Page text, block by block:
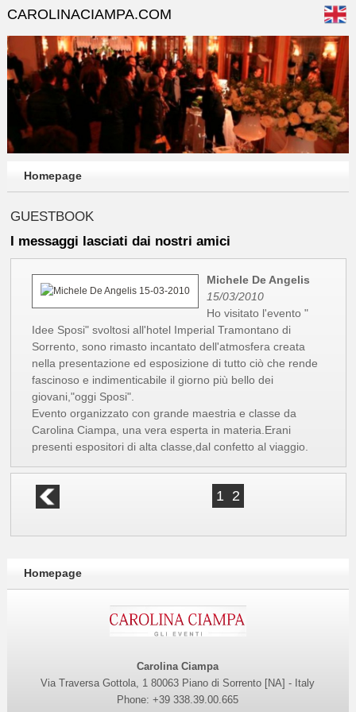
CAROLINACIAMPA.COM
Homepage
GUESTBOOK
I messaggi lasciati dai nostri amici
Michele De Angelis
15/03/2010
Ho visitato l'evento "
Idee Sposi" svoltosi all'hotel Imperial Tramontano di
Sorrento, sono rimasto incantato dell'atmosfera creata
nella presentazione ed esposizione di tutto ciò che rende
fascinoso e indimenticabile il giorno più bello dei
giovani,"oggi Sposi".
Evento organizzato con grande maestria e classe da
Carolina Ciampa, una vera esperta in materia.Erani
presenti espositori di alta classe,dal confetto al viaggio.
1 2
Homepage
Carolina Ciampa
Via Traversa Gottola, 1 80063 Piano di Sorrento [NA] - Italy
Phone: +39 338.39.00.665